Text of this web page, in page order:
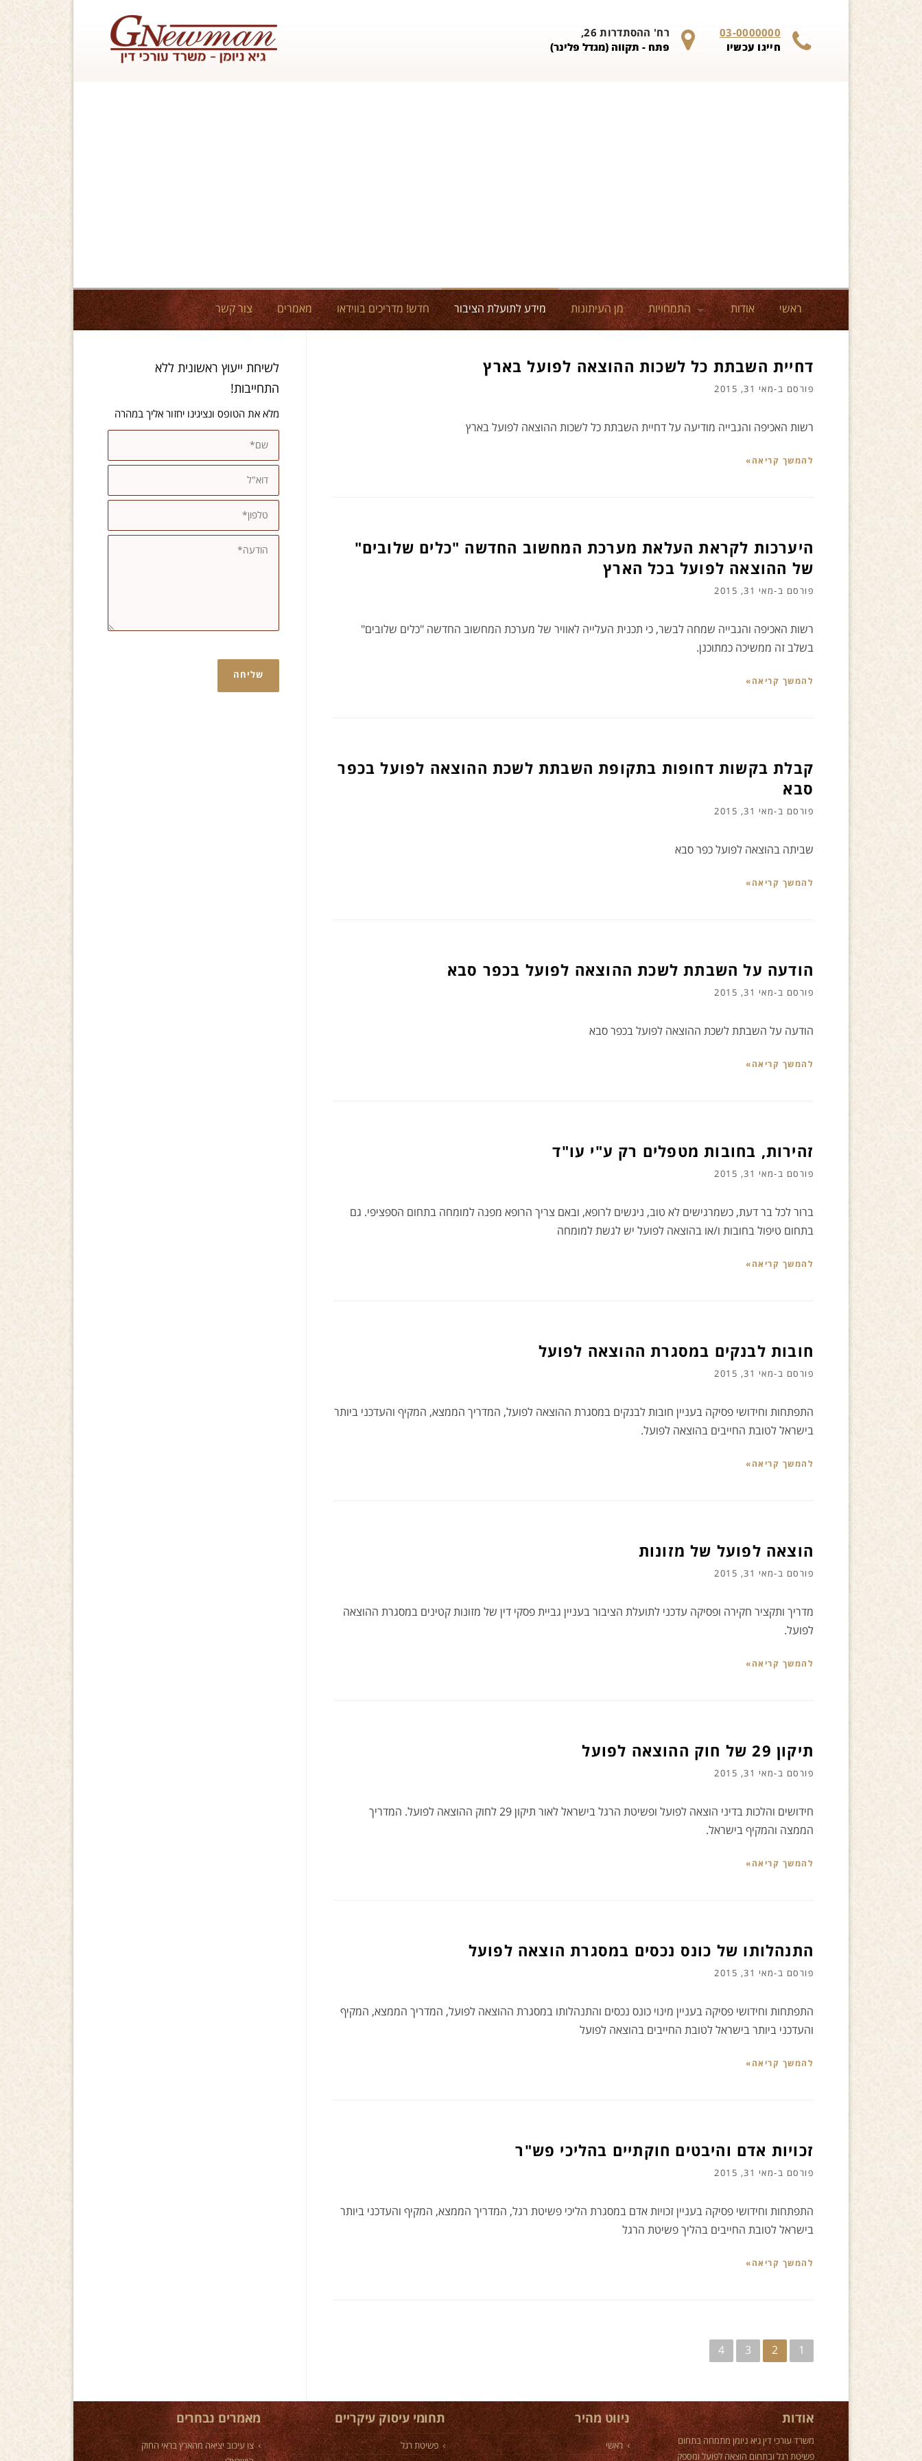
רח' ההסתדרות 26,
פתח - תקווה (מגדל פלינר)
03-0000000
חייגו עכשיו
ראשי אודות התמחויות מן העיתונות מידע לתועלת הציבור חדש! מדריכים בווידאו מאמרים צור קשר
דחיית השבתת כל לשכות ההוצאה לפועל בארץ
פורסם ב-מאי 31, 2015
רשות האכיפה והגבייה מודיעה על דחיית השבתת כל לשכות ההוצאה לפועל בארץ
להמשך קריאה»
היערכות לקראת העלאת מערכת המחשוב החדשה "כלים שלובים"
של ההוצאה לפועל בכל הארץ
פורסם ב-מאי 31, 2015
רשות האכיפה והגבייה שמחה לבשר, כי תכנית העלייה לאוויר של מערכת המחשוב החדשה "כלים שלובים"
בשלב זה ממשיכה כמתוכנן.
להמשך קריאה»
קבלת בקשות דחופות בתקופת השבתת לשכת ההוצאה לפועל בכפר
סבא
פורסם ב-מאי 31, 2015
שביתה בהוצאה לפועל כפר סבא
להמשך קריאה»
הודעה על השבתת לשכת ההוצאה לפועל בכפר סבא
פורסם ב-מאי 31, 2015
הודעה על השבתת לשכת ההוצאה לפועל בכפר סבא
להמשך קריאה»
זהירות, בחובות מטפלים רק ע"י עו"ד
פורסם ב-מאי 31, 2015
ברור לכל בר דעת, כשמרגישים לא טוב, ניגשים לרופא, ובאם צריך הרופא מפנה למומחה בתחום הספציפי. גם
בתחום טיפול בחובות ו/או בהוצאה לפועל יש לגשת למומחה
להמשך קריאה»
חובות לבנקים במסגרת ההוצאה לפועל
פורסם ב-מאי 31, 2015
התפתחות וחידושי פסיקה בעניין חובות לבנקים במסגרת ההוצאה לפועל, המדריך הממצא, המקיף והעדכני ביותר
בישראל לטובת החייבים בהוצאה לפועל.
להמשך קריאה»
הוצאה לפועל של מזונות
פורסם ב-מאי 31, 2015
מדריך ותקציר חקירה ופסיקה עדכני לתועלת הציבור בעניין גביית פסקי דין של מזונות קטינים במסגרת ההוצאה
לפועל.
להמשך קריאה»
תיקון 29 של חוק ההוצאה לפועל
פורסם ב-מאי 31, 2015
חידושים והלכות בדיני הוצאה לפועל ופשיטת הרגל בישראל לאור תיקון 29 לחוק ההוצאה לפועל. המדריך
הממצה והמקיף בישראל.
להמשך קריאה»
התנהלותו של כונס נכסים במסגרת הוצאה לפועל
פורסם ב-מאי 31, 2015
התפתחות וחידושי פסיקה בעניין מינוי כונס נכסים והתנהלותו במסגרת ההוצאה לפועל, המדריך הממצא, המקיף
והעדכני ביותר בישראל לטובת החייבים בהוצאה לפועל
להמשך קריאה»
זכויות אדם והיבטים חוקתיים בהליכי פש"ר
פורסם ב-מאי 31, 2015
התפתחות וחידושי פסיקה בעניין זכויות אדם במסגרת הליכי פשיטת רגל, המדריך הממצא, המקיף והעדכני ביותר
בישראל לטובת החייבים בהליך פשיטת הרגל
להמשך קריאה»
ניווט
1
2
3
4
לשיחת ייעוץ ראשונית ללא
התחייבות!
מלא את הטופס ונציגינו יחזור אליך במהרה
מאמרים נבחרים
צו עיכוב יציאה מהארץ בראי החוק
תחומי עיסוק עיקריים
פשיטת רגל
ניווט מהיר
ראשי
אודות
משרד עורכי דין גיא ניומן מתמחה בתחום
פשיטת רגל ובתחום הוצאה לפועל ומספק